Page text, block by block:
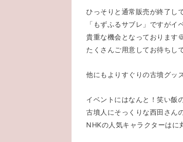
ひっそりと通常販売が終了し
「もずふるサブレ」ですがイ
貴重な機会となっております
たくさんご用意してお待ちし
他にもよりすぐりの古墳グッ
イベントにはなんと！笑い飯
古墳人にそっくりな西田さん
NHKの人気キャラクターはに